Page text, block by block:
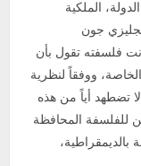
الملكية
جون
فلسفته تقول بأن
ووفقاً لنظرية
تضطهد أياً من هذه
للفلسفة المحافظة
بالديمقراطية،